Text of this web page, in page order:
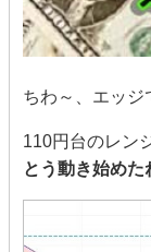
ちわ～、エッジ
110円台のレン
とう動き始めた